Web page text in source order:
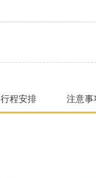
行程安排 注意事